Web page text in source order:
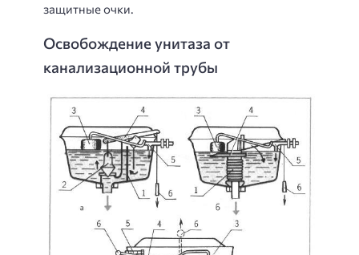
защитные очки.
Освобождение унитаза от
канализационной трубы